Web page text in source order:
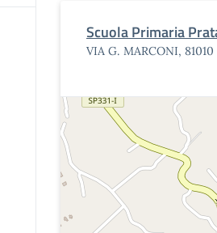
Scuola Primaria
VIA G. MARCONI,